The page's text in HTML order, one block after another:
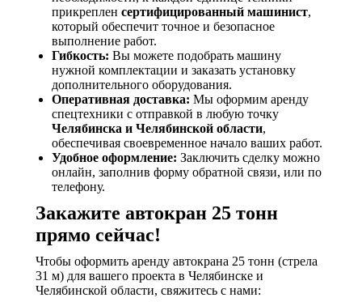
прикреплен сертифицированный машинист,
который обеспечит точное и безопасное
выполнение работ.
Гибкость: Вы можете подобрать машину
нужной комплектации и заказать установку
дополнительного оборудования.
Оперативная доставка: Мы оформим аренду
спецтехники с отправкой в любую точку
Челябинска и Челябинской области,
обеспечивая своевременное начало ваших работ.
Удобное оформление: Заключить сделку можно
онлайн, заполнив форму обратной связи, или по
телефону.
Закажите автокран 25 тонн
прямо сейчас!
Чтобы оформить аренду автокрана 25 тонн (стрела
31 м) для вашего проекта в Челябинске и
Челябинской области, свяжитесь с нами: